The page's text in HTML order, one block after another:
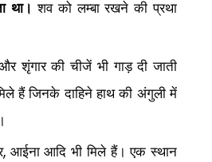
था। शव को लम्बा रखने की प्रथा
शृंगार की चीजें भी गाड़ दी जाती
हैं जिनके दाहिने हाथ की अंगुली में
, आईना आदि भी मिले हैं। एक स्थान